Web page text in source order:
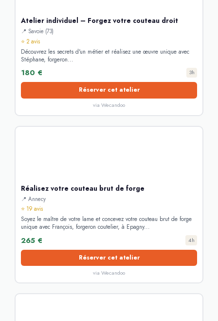
Atelier individuel – Forgez votre couteau droit
📍 Savoie (73)
⭐ 2 avis
Découvrez les secrets d'un métier et réalisez une œuvre unique avec
Stéphane, forgeron...
180 € 3h
Réserver cet atelier
via Wecandoo
Réalisez votre couteau brut de forge
📍 Annecy
⭐ 19 avis
Soyez le maître de votre lame et concevez votre couteau brut de forge
unique avec François, forgeron coutelier, à Epagny...
265 € 4h
Réserver cet atelier
via Wecandoo